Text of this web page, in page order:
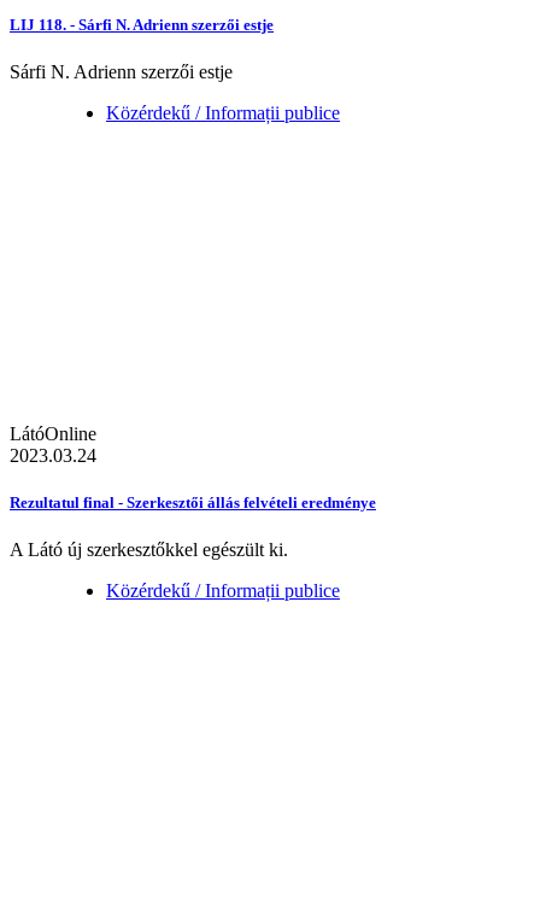
LIJ 118. - Sárfi N. Adrienn szerzői estje
Sárfi N. Adrienn szerzői estje
Közérdekű / Informații publice
LátóOnline
2023.03.24
Rezultatul final - Szerkesztői állás felvételi eredménye
A Látó új szerkesztőkkel egészült ki.
Közérdekű / Informații publice